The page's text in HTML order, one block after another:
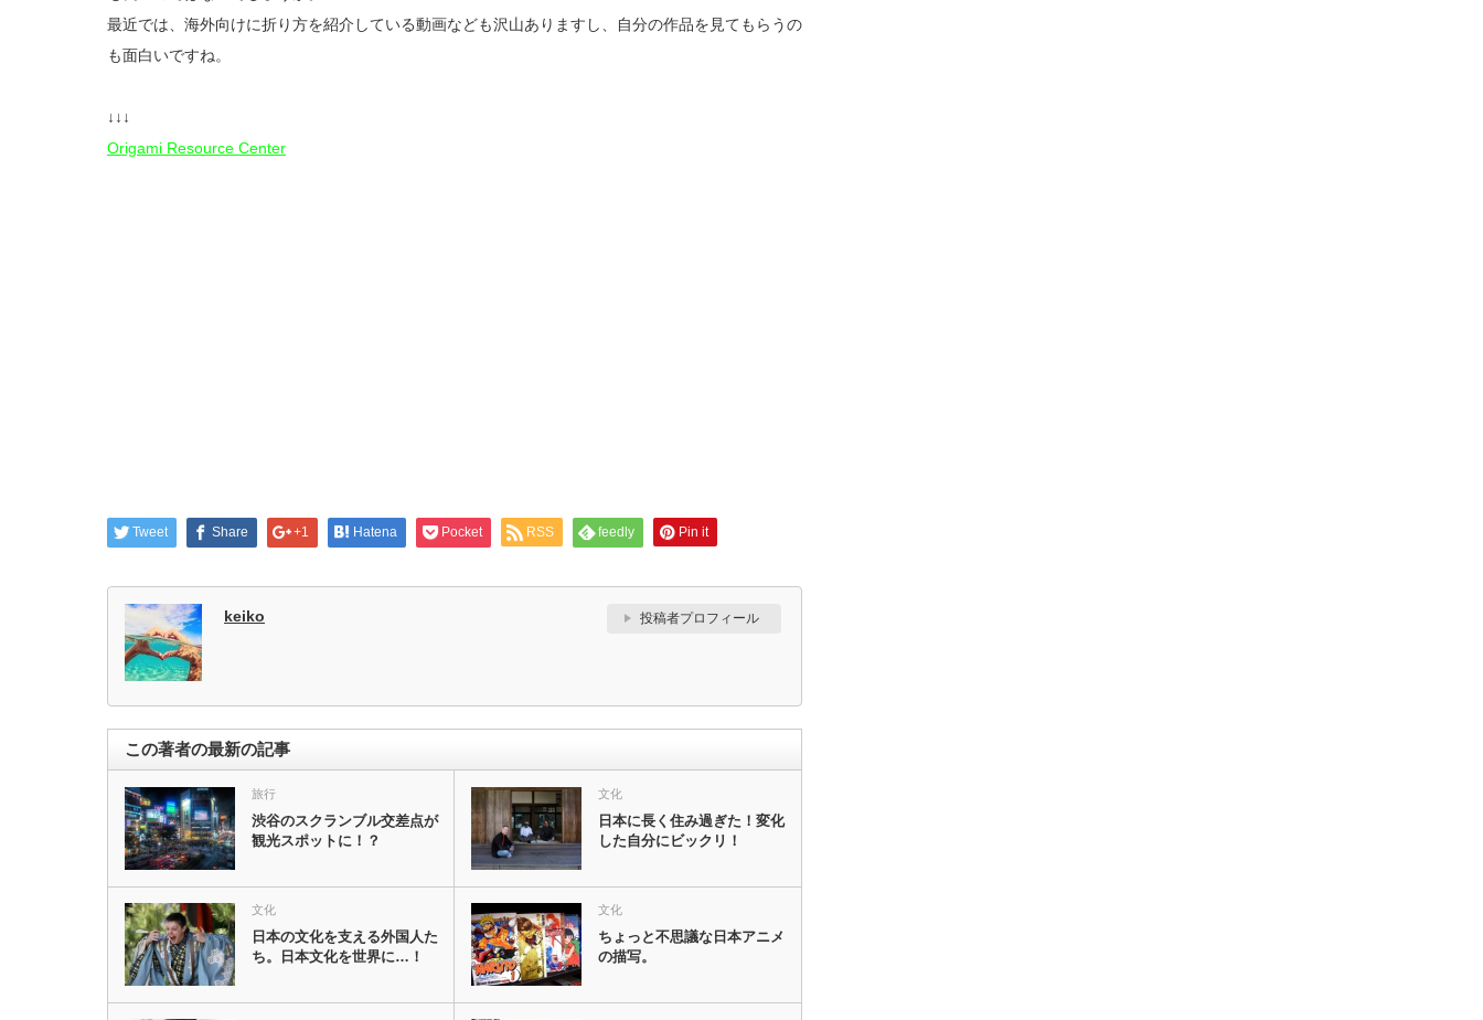
最近では、海外向けに折り方を紹介している動画なども沢山ありますし、自分の作品を見てもらうの
も面白いですね。
↓↓↓
Origami Resource Center
Tweet Share +1 Hatena Pocket RSS feedly Pin it
keiko 投稿者プロフィール
この著者の最新の記事
旅行
渋谷のスクランブル交差点が
観光スポットに！？
文化
日本に長く住み過ぎた！変化
した自分にビックリ！
文化
日本の文化を支える外国人た
ち。日本文化を世界に…！
文化
ちょっと不思議な日本アニメ
の描写。